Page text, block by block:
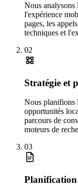
Nous analysons
l'expérience
pages, les
techniques et
02
Stratégie et
Nous planifions
opportunités
parcours de
moteurs de
03
Planification